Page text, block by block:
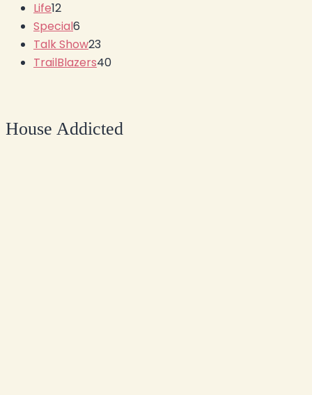
Life12
Special6
Talk Show23
TrailBlazers40
House Addicted